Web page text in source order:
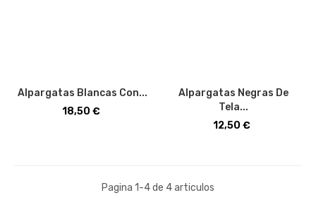
Alpargatas Blancas Con...
Precio
18,50 €
Alpargatas Negras De
Tela...
Precio
12,50 €
Pagina 1-4 de 4 articulos